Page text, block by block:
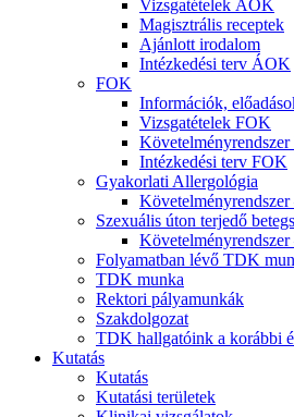
Vizsgatételek ÁOK
Magisztrális receptek
Ajánlott irodalom
Intézkedési terv ÁOK
FOK
Információk,
Vizsgatételek FOK
Intézkedési terv FOK
Gyakorlati Allergológia
Szexuális úton terjedő
Folyamatban lévő TDK
TDK munka
Rektori pályamunkák
Szakdolgozat
TDK hallgatóink a korábbi
Kutatás
Kutatás
Kutatási területek